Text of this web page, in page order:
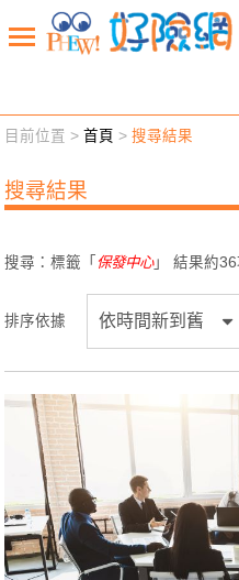
新聞觀點 業務交流
退休先準備 好險學堂
目前位置 >首頁 >搜尋結果
搜尋結果
搜尋：標籤「 保發中心」 結果約36
排序依據